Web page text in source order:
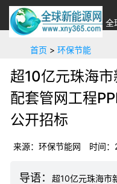
全
首页 > 环保节能
超10亿元珠海
配套管网工程
公开招标
来源：环保节能网 时间
超10亿元珠海市